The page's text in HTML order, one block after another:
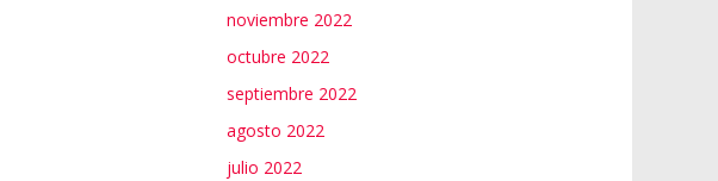
noviembre 2022
octubre 2022
septiembre 2022
agosto 2022
julio 2022